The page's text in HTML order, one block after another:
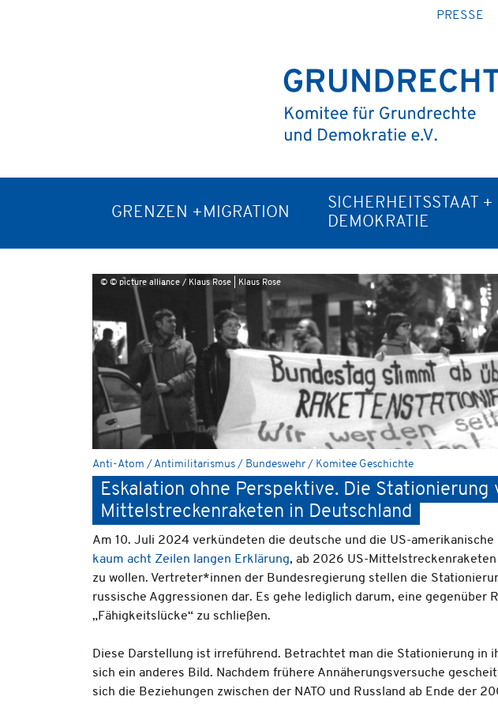
PRESSE
GRENZEN +MIGRATION
SICHERHEITSSTAAT +
DEMOKRATIE
© © picture alliance / Klaus Rose | Klaus Rose
Anti-Atom / Antimilitarismus / Bundeswehr / Komitee Geschichte
Eskalation ohne Perspektive. Die Stationierung
Mittelstreckenraketen in Deutschland
Am 10. Juli 2024 verkündeten die deutsche und die US-
kaum acht Zeilen langen Erklärung, ab 2026 US-
zu wollen. Vertreter*innen der Bundesregierung stellen die
russische Aggressionen dar. Es gehe lediglich darum, eine gegenüber
„Fähigkeitslücke“ zu schließen.
Diese Darstellung ist irreführend. Betrachtet man die Stationierung in
sich ein anderes Bild. Nachdem frühere Annäherungsversuche
sich die Beziehungen zwischen der NATO und Russland ab Ende der